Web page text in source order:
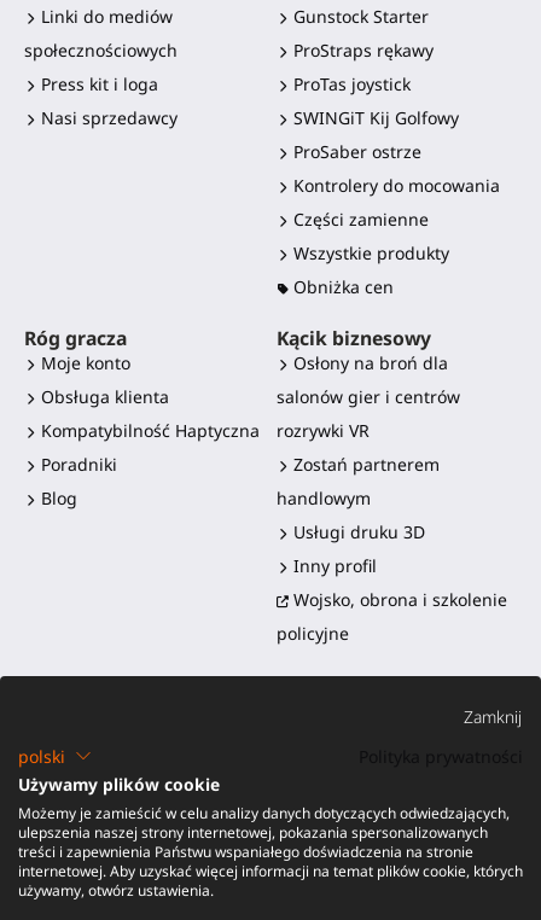
Linki do mediów
społecznościowych
Press kit i loga
Nasi sprzedawcy
Gunstock Starter
ProStraps rękawy
ProTas joystick
SWINGiT Kij Golfowy
ProSaber ostrze
Kontrolery do mocowania
Części zamienne
Wszystkie produkty
Obniżka cen
Róg gracza
Moje konto
Obsługa klienta
Kompatybilność Haptyczna
Poradniki
Blog
Kącik biznesowy
Osłony na broń dla
salonów gier i centrów
rozrywki VR
Zostań partnerem
handlowym
Usługi druku 3D
Inny profil
Wojsko, obrona i szkolenie
policyjne
©2016-2026 - ProTubeVR™|Warunki sprzedaży|Wysyłka i
obowiązki|Gwarancja|Zwroty i zwrot pieniędzy
Zamknij
polski
Używamy plików cookie
Możemy je zamieścić w celu analizy danych dotyczących odwiedzających,
ulepszenia naszej strony internetowej, pokazania spersonalizowanych
treści i zapewnienia Państwu wspaniałego doświadczenia na stronie
internetowej. Aby uzyskać więcej informacji na temat plików cookie, których
używamy, otwórz ustawienia.